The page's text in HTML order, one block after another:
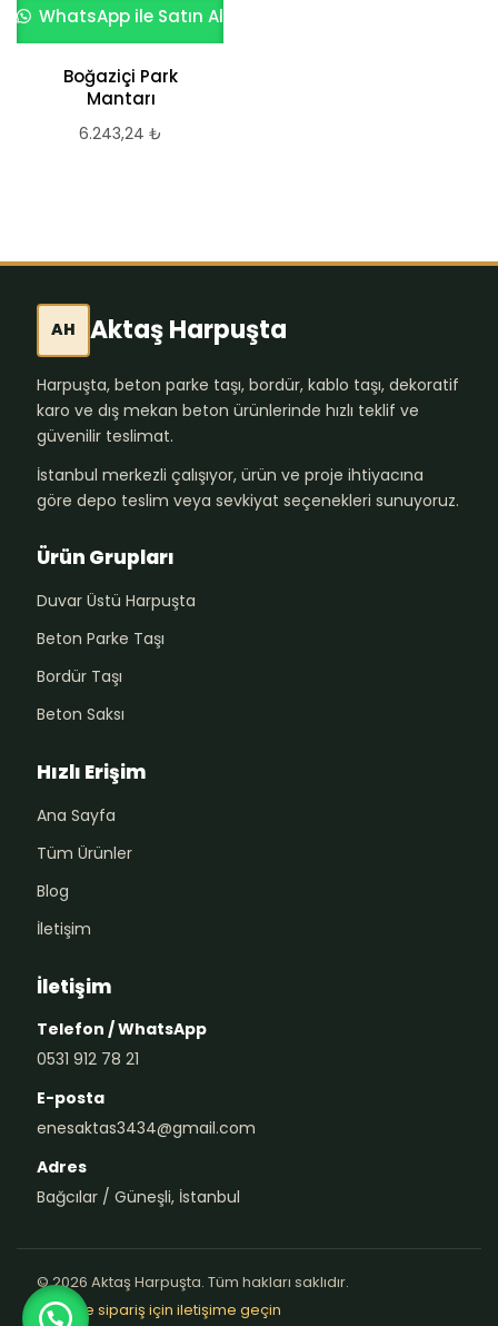
WhatsApp ile Satın Al
Boğaziçi Park
Mantarı
6.243,24 ₺
AH Aktaş Harpuşta
Harpuşta, beton parke taşı, bordür, kablo taşı, dekoratif
karo ve dış mekan beton ürünlerinde hızlı teklif ve
güvenilir teslimat.
İstanbul merkezli çalışıyor, ürün ve proje ihtiyacına
göre depo teslim veya sevkiyat seçenekleri sunuyoruz.
Ürün Grupları
Duvar Üstü Harpuşta
Beton Parke Taşı
Bordür Taşı
Beton Saksı
Hızlı Erişim
Ana Sayfa
Tüm Ürünler
Blog
İletişim
İletişim
Telefon / WhatsApp
0531 912 78 21
E-posta
enesaktas3434@gmail.com
Adres
Bağcılar / Güneşli, İstanbul
© 2026 Aktaş Harpuşta. Tüm hakları saklıdır.
Teklif ve sipariş için iletişime geçin